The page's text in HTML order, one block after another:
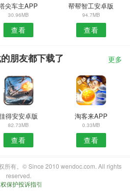
尖车主APP
30.96MB
查看
帮帮智工安卓版
94.7MB
查看
朋友都下载了 更多
得安安卓版
82.73MB
查看
淘客来APP
0.33MB
查看
所有。© Since 2010 wendoc.com. All rights
reserved.
保护投诉指引